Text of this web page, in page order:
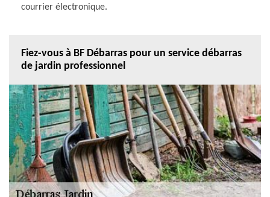
courrier électronique.
Fiez-vous à BF Débarras pour un service débarras
de jardin professionnel